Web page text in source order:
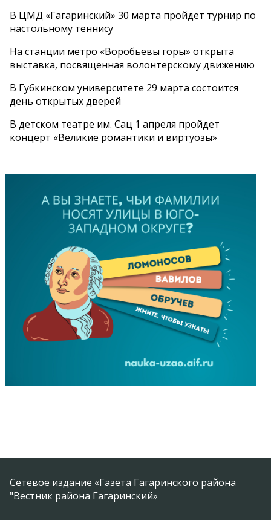
В ЦМД «Гагаринский» 30 марта пройдет турнир по
настольному теннису
На станции метро «Воробьевы горы» открыта
выставка, посвященная волонтерскому движению
В Губкинском университете 29 марта состоится
день открытых дверей
В детском театре им. Сац 1 апреля пройдет
концерт «Великие романтики и виртуозы»
Сетевое издание «Газета Гагаринского района
"Вестник района Гагаринский»